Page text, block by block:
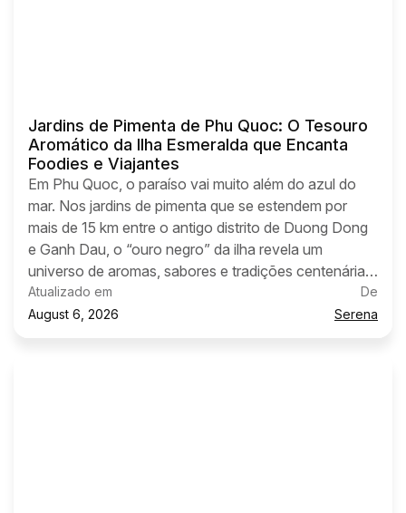
Jardins de Pimenta de Phu Quoc: O Tesouro
Aromático da Ilha Esmeralda que Encanta
Foodies e Viajantes
Em Phu Quoc, o paraíso vai muito além do azul do
mar. Nos jardins de pimenta que se estendem por
mais de 15 km entre o antigo distrito de Duong Dong
e Ganh Dau, o “ouro negro” da ilha revela um
universo de aromas, sabores e tradições centenárias.
Descubra os tipos de pimenta, as fazendas mais
encantadoras e como essa especiaria transforma a
Atualizado em
August 6, 2026
De
Serena